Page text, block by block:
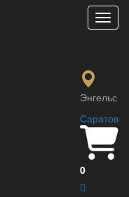
Меню
Энгельс
Саратов
0
районам
заказе от
от определённой
с 11:00-22:40